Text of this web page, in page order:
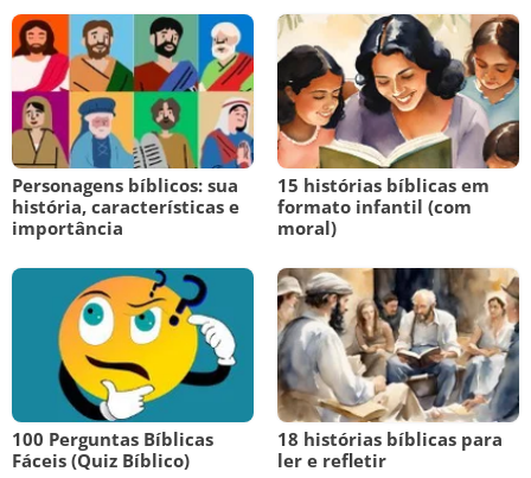
Personagens bíblicos: sua
história, características e
importância
15 histórias bíblicas em
formato infantil (com
moral)
100 Perguntas Bíblicas
Fáceis (Quiz Bíblico)
18 histórias bíblicas para
ler e refletir